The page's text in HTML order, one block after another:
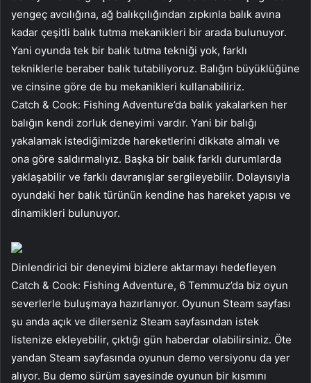
yengeç avcılığına, ağ balıkçılığından zıpkınla balık avına
kadar çeşitli balık tutma mekanikleri bir arada bulunuyor.
Yani oyunda tek bir balık tutma tekniği yok, farklı
tekniklerle beraber balık tutabiliyoruz. Balığın büyüklüğüne
ve cinsine göre de bu mekanikleri kullanabiliriz.
Catch & Cook: Fishing Adventure’da balık yakalarken her
balığın kendi zorluk deneyimi vardır. Yani bir balığı
yakalamak istediğimizde hareketlerini dikkate almalı ve
ona göre saldırmalıyız. Başka bir balık farklı durumlarda
yaklaşabilir ve farklı davranışlar sergileyebilir. Dolayısıyla
oyundaki her balık türünün kendine has hareket yapısı ve
dinamikleri bulunuyor.
Dinlendirici bir deneyimi bizlere aktarmayı hedefleyen
Catch & Cook: Fishing Adventure, 6 Temmuz’da biz oyun
severlerle buluşmaya hazırlanıyor. Oyunun Steam sayfası
şu anda açık ve dilerseniz Steam sayfasından istek
listenize ekleyebilir, çıktığı gün haberdar olabilirsiniz. Öte
yandan Steam sayfasında oyunun demo versiyonu da yer
alıyor. Bu demo sürüm sayesinde oyunun bir kısmını